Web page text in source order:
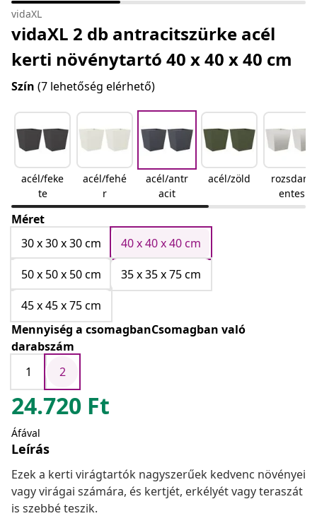
vidaXL
vidaXL 2 db antracitszürke acél
kerti növénytartó 40 x 40 x 40 cm
Szín (7 lehetőség elérhető)
acél/feke
te
acél/fehé
r
acél/antr
acit
acél/zöld
rozsdam
entes
acél/világ
Méret
30 x 30 x 30 cm
40 x 40 x 40 cm
50 x 50 x 50 cm
35 x 35 x 75 cm
45 x 45 x 75 cm
Mennyiség a csomagbanCsomagban való
darabszám
1
2
24.720 Ft
Áfával
Leírás
Ezek a kerti virágtartók nagyszerűek kedvenc növényei
vagy virágai számára, és kertjét, erkélyét vagy teraszát
is szebbé teszik.